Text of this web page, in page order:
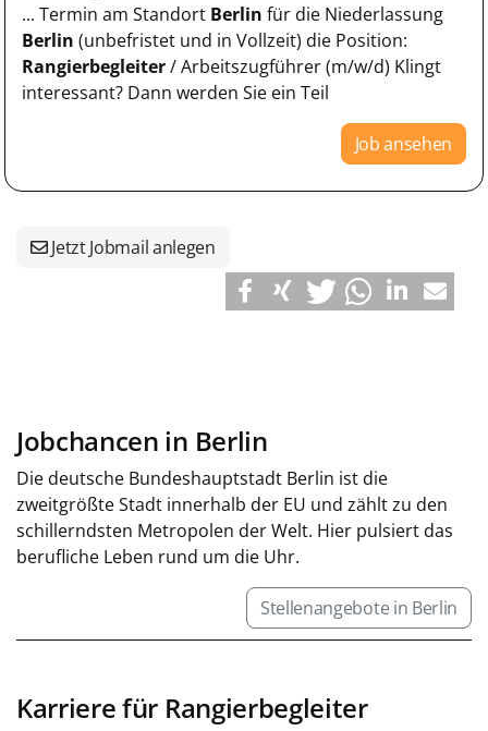
... Termin am Standort Berlin für die Niederlassung
Berlin (unbefristet und in Vollzeit) die Position:
Rangierbegleiter/ Arbeitszugführer (m/w/d) Klingt
interessant? Dann werden Sie ein Teil
Job ansehen
Jetzt Jobmail anlegen
Jobchancen in Berlin
Die deutsche Bundeshauptstadt Berlin ist die
zweitgrößte Stadt innerhalb der EU und zählt zu den
schillerndsten Metropolen der Welt. Hier pulsiert das
berufliche Leben rund um die Uhr.
Stellenangebote in Berlin
Karriere für Rangierbegleiter